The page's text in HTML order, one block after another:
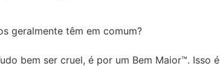
geralmente têm em comum?
bem ser cruel, é por um Bem Maior™. Isso é